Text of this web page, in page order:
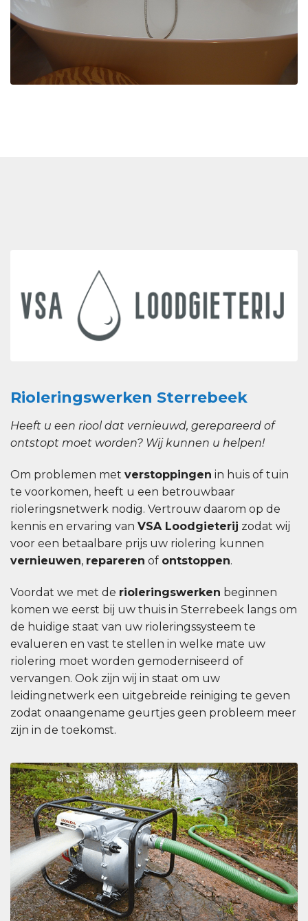
Rioleringswerken Sterrebeek
Heeft u een riool dat vernieuwd, gerepareerd of
ontstopt moet worden? Wij kunnen u helpen!
Om problemen met verstoppingen in huis of tuin
te voorkomen, heeft u een betrouwbaar
rioleringsnetwerk nodig. Vertrouw daarom op de
kennis en ervaring van VSA Loodgieterij zodat wij
voor een betaalbare prijs uw riolering kunnen
vernieuwen, repareren of ontstoppen.
Voordat we met de rioleringswerken beginnen
komen we eerst bij uw thuis in Sterrebeek langs om
de huidige staat van uw rioleringssysteem te
evalueren en vast te stellen in welke mate uw
riolering moet worden gemoderniseerd of
vervangen. Ook zijn wij in staat om uw
leidingnetwerk een uitgebreide reiniging te geven
zodat onaangename geurtjes geen probleem meer
zijn in de toekomst.